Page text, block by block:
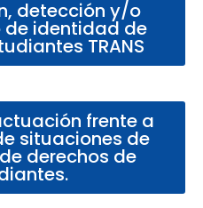
detección y/o
identidad de
TRANS
frente a
situaciones de
derechos de